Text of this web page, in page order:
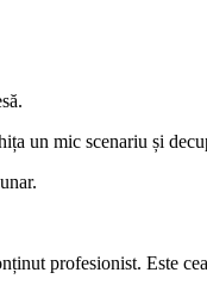
un mic scenariu și
profesionist. Este